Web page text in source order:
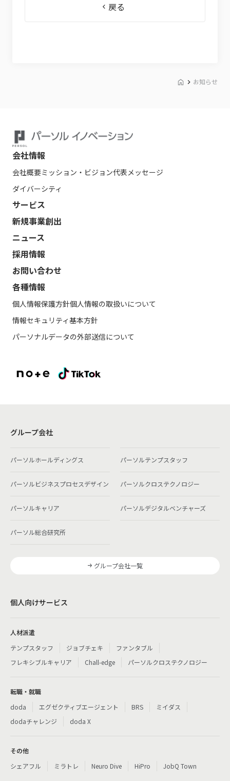
戻る
お知らせ
会社情報
会社概要ミッション・ビジョン代表メッセージ
ダイバーシティ
サービス
新規事業創出
ニュース
採用情報
お問い合わせ
各種情報
個人情報保護方針個人情報の取扱いについて
情報セキュリティ基本方針
パーソナルデータの外部送信について
グループ会社
パーソルホールディングス パーソルテンプスタッフ
パーソルビジネスプロセスデザイン パーソルクロステクノロジー
パーソルキャリア パーソルデジタルベンチャーズ
パーソル総合研究所
グループ会社一覧
個人向けサービス
人材派遣
テンプスタッフ
ジョブチェキ
ファンタブル
フレキシブルキャリア
Chall-edge パーソルクロステクノロジー
転職・就職
doda
エグゼクティブエージェント BRS
ミイダス
dodaチャレンジ
doda X
その他
シェアフル
ミラトレ Neuro Dive HiPro JobQ Town